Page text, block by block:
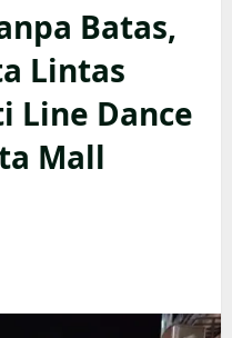
Batas,
Lintas
Line Dance
Mall